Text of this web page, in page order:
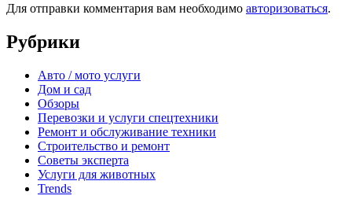
Для отправки комментария вам необходимо авторизоваться.
Рубрики
Авто / мото услуги
Дом и сад
Обзоры
Перевозки и услуги спецтехники
Ремонт и обслуживание техники
Строительство и ремонт
Советы эксперта
Услуги для животных
Trends